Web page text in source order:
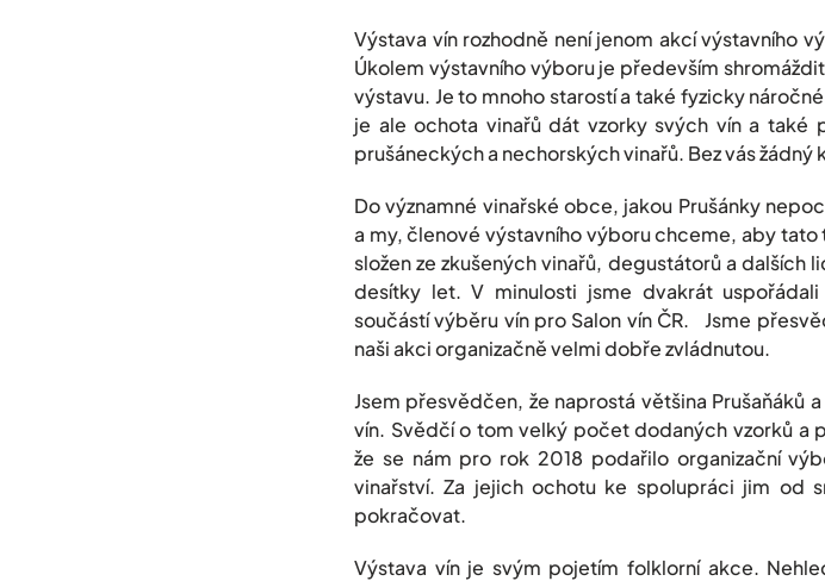
Výstava vín rozhodně není jenom akcí výstavního
Úkolem výstavního výboru je především
výstavu. Je to mnoho starostí a také fyzicky
je ale ochota vinařů dát vzorky svých vín a také
prušáneckých a nechorských vinařů. Bez vás žádný
Do významné vinařské obce, jakou Prušánky
a my, členové výstavního výboru chceme, aby
složen ze zkušených vinařů, degustátorů a dalších
desítky let. V minulosti jsme dvakrát
součástí výběru vín pro Salon vín ČR. Jsme
naši akci organizačně velmi dobře zvládnutou.
Jsem přesvědčen, že naprostá většina
vín. Svědčí o tom velký počet dodaných vzorků a
že se nám pro rok 2018 podařilo organizační
vinařství. Za jejich ochotu ke spolupráci jim od
pokračovat.
Výstava vín je svým pojetím folklorní akce.